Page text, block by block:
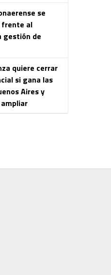
se
frente al
gestión de
quiere cerrar
si gana las
Aires y